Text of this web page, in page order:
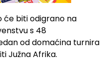
će biti odigrano na
s 48
od domaćina turnira
Južna Afrika.